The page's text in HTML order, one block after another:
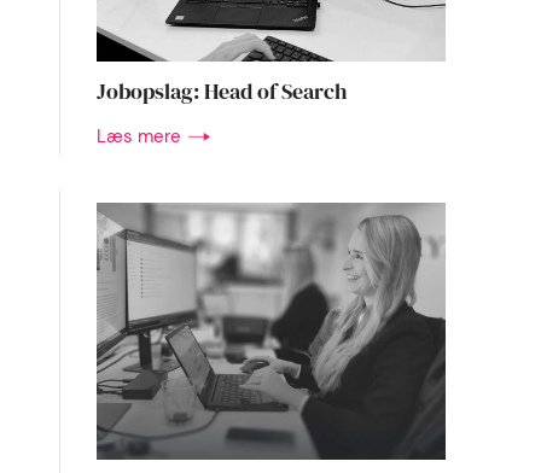
Jobopslag: Head of Search
Læs mere